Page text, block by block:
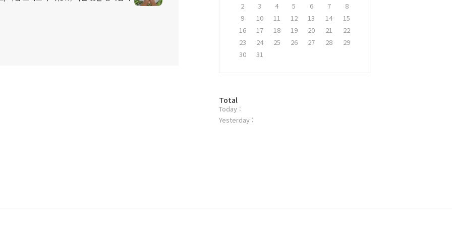
2
3 4 5 6 7
8
9
10 11 12 13 14
15
16
17 18 19 20 21
22
23
24 25 26 27 28
29
30
31
방
문
자
Total
Today :
Yesterday :